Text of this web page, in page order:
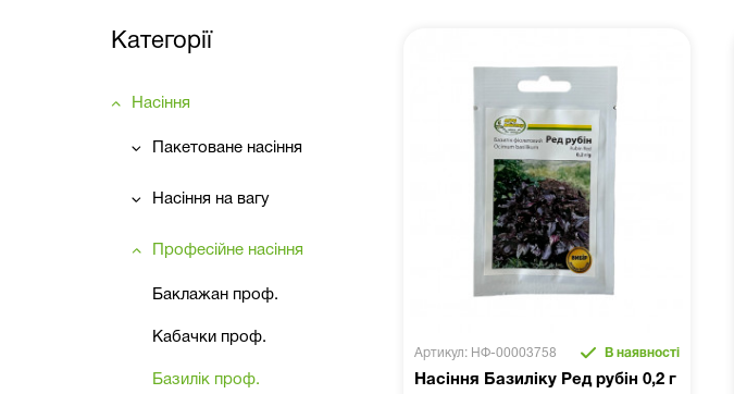
Категорії
Насіння
Пакетоване насіння
Насіння на вагу
Професійне насіння
Баклажан проф.
Кабачки проф.
Базилік проф.
Артикул: НФ-00003758 В наявності
Насіння Базиліку Ред рубін 0,2 г